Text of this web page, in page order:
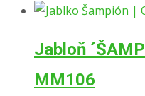
Jabloň
MM106